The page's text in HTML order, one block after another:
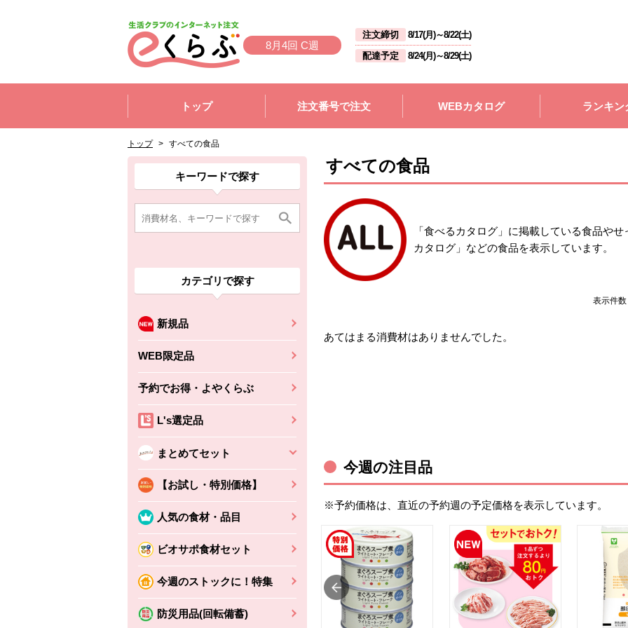
8月4回 C週
注文締切 8/17(月)～8/22(土)
配達予定
8/24(月)～8/29(土)
トップ
注文番号で注文 WEBカタログ ランキン
トップ > すべての食品
ここから消費材検索メニューです。
キーワードで探す
カテゴリで探す
新規品
WEB限定品
予約でお得・よやくらぶ
L's選定品
まとめてセット
【お試し・特別価格】
人気の食材・品目
ビオサポ食材セット
今週のストックに！特集
防災用品(回転備蓄)
消費材検索メニューここまで。
ここから本文です。
ここから組合員向けメニューです。
組合員向けメニューここまで。
ここから本文です。 すべての食品
「食べるカタログ」に掲載している食品や
カタログ」などの食品を表示しています。
表示件数
あてはまる消費材はありませんでした。
今週の注目品
※予約価格は、直近の予約週の予定価格を表示しています。